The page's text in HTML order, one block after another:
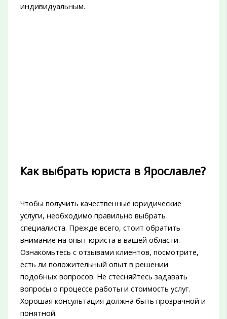
индивидуальным.
Как выбрать юриста в Ярославле?
Чтобы получить качественные юридические
услуги, необходимо правильно выбрать
специалиста. Прежде всего, стоит обратить
внимание на опыт юриста в вашей области.
Ознакомьтесь с отзывами клиентов, посмотрите,
есть ли положительный опыт в решении
подобных вопросов. Не стесняйтесь задавать
вопросы о процессе работы и стоимость услуг.
Хорошая консультация должна быть прозрачной и
понятной.